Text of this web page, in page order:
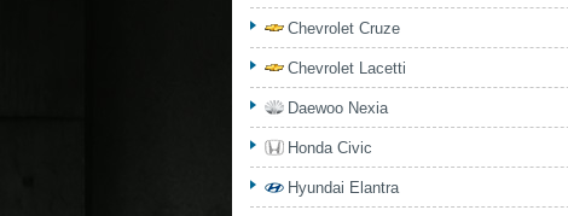
Chevrolet Cruze
Chevrolet Lacetti
Daewoo Nexia
Honda Civic
Hyundai Elantra